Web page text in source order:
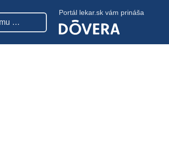
Portál lekar.sk vám prináša